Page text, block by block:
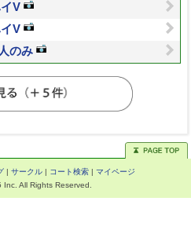
V
V
のみ
| サークル| コート検索| マイページ
All Rights Reserved.